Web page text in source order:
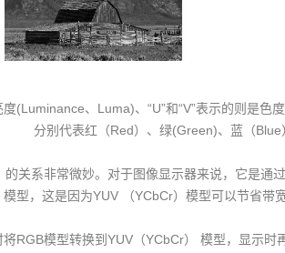
度(Luminance、Luma)、“U”和“V”表示的则是色
分别代表红（Red）、绿(Green)、蓝（Blue
的关系非常微妙。对于图像显示器来说，它是通
型，这是因为YUV （YCbCr）模型可以节省带
RGB模型转换到YUV（YCbCr） 模型，显示时